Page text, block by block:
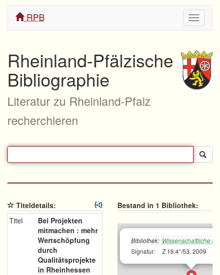
ein/
RPB
Rheinland-Pfälzische
Bibliographie
Literatur zu Rheinland-Pfalz
recherchieren
Titeldetails:
Titel
Bei Projekten
mitmachen : mehr
Wertschöpfung
durch
Qualitätsprojekte
in Rheinhessen
Bestand in 1 Bibliothek:
Bibliothek: Wissenschaftliche
Signatur:
Z 16:4°/53, 2009